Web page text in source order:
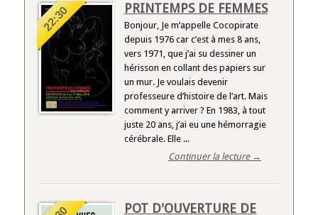
22:30 PRINTEMPS DE FEMMES
Bonjour, Je m’appelle Cocopirate
depuis 1976 car c’est à mes 8 ans,
vers 1971, que j’ai su dessiner un
hérisson en collant des papiers sur
un mur. Je voulais devenir
professeure d’histoire de l’art. Mais
comment y arriver ? En 1983, à tout
juste 20 ans, j’ai eu une hémorragie
cérébrale. Elle ...
Continuer la lecture →
POT D'OUVERTURE DE